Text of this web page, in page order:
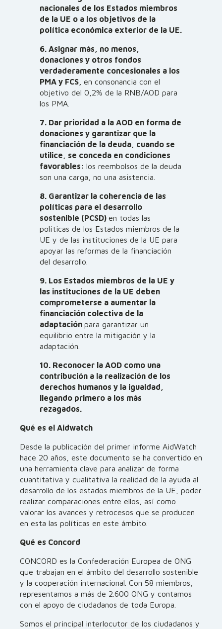
nacionales de los Estados miembros
de la UE o a los objetivos de la
política económica exterior de la UE.
6. Asignar más, no menos,
donaciones y otros fondos
verdaderamente concesionales a los
PMA y FCS, en consonancia con el
objetivo del 0,2% de la RNB/AOD para
los PMA.
7. Dar prioridad a la AOD en forma de
donaciones y garantizar que la
financiación de la deuda, cuando se
utilice, se conceda en condiciones
favorables: los reembolsos de la deuda
son una carga, no una asistencia.
8. Garantizar la coherencia de las
políticas para el desarrollo
sostenible (PCSD) en todas las
políticas de los Estados miembros de la
UE y de las instituciones de la UE para
apoyar las reformas de la financiación
del desarrollo.
9. Los Estados miembros de la UE y
las instituciones de la UE deben
comprometerse a aumentar la
financiación colectiva de la
adaptación para garantizar un
equilibrio entre la mitigación y la
adaptación.
10. Reconocer la AOD como una
contribución a la realización de los
derechos humanos y la igualdad,
llegando primero a los más
rezagados.
Qué es el Aidwatch
Desde la publicación del primer informe AidWatch
hace 20 años, este documento se ha convertido en
una herramienta clave para analizar de forma
cuantitativa y cualitativa la realidad de la ayuda al
desarrollo de los estados miembros de la UE, poder
realizar comparaciones entre ellos, así como
valorar los avances y retrocesos que se producen
en esta las políticas en este ámbito.
Qué es Concord
CONCORD es la Confederación Europea de ONG
que trabajan en el ámbito del desarrollo sostenible
y la cooperación internacional. Con 58 miembros,
representamos a más de 2.600 ONG y contamos
con el apoyo de ciudadanos de toda Europa.
Somos el principal interlocutor de los ciudadanos y